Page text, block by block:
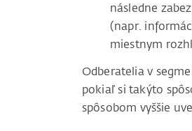
následne
(napr.
miestnym
Odberatelia v
pokiaľ si takýto
spôsobom vyššie